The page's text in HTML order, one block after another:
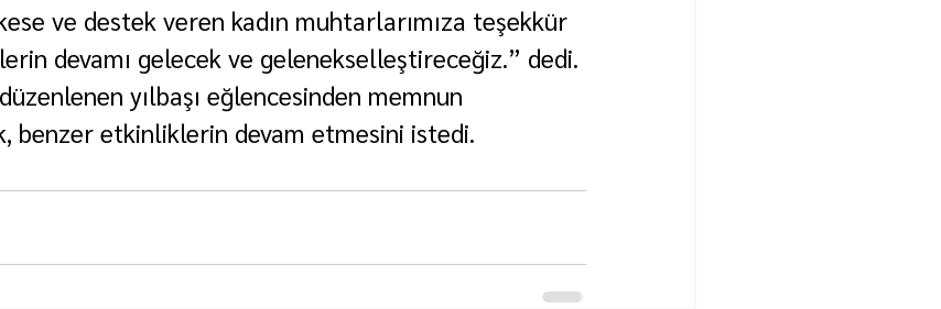
ve destek veren kadın muhtarlarımıza teşekkür
devamı gelecek ve gelenekselleştireceğiz.” dedi.
yılbaşı eğlencesinden memnun
benzer etkinliklerin devam etmesini istedi.